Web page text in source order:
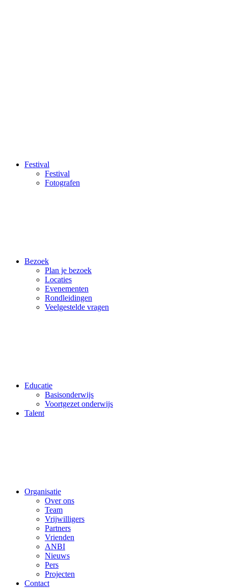
Festival
Festival
Fotografen
Bezoek
Plan je bezoek
Locaties
Evenementen
Rondleidingen
Veelgestelde vragen
Educatie
Basisonderwijs
Voortgezet onderwijs
Talent
Organisatie
Over ons
Team
Vrijwilligers
Partners
Vrienden
ANBI
Nieuws
Pers
Projecten
Contact